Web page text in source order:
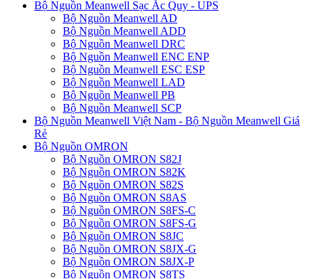
Bộ Nguồn Meanwell Sạc Ắc Quy - UPS
Bộ Nguồn Meanwell AD
Bộ Nguồn Meanwell ADD
Bộ Nguồn Meanwell DRC
Bộ Nguồn Meanwell ENC ENP
Bộ Nguồn Meanwell ESC ESP
Bộ Nguồn Meanwell LAD
Bộ Nguồn Meanwell PB
Bộ Nguồn Meanwell SCP
Bộ Nguồn Meanwell Việt Nam - Bộ Nguồn Meanwell Giá
Rẻ
Bộ Nguồn OMRON
Bộ Nguồn OMRON S82J
Bộ Nguồn OMRON S82K
Bộ Nguồn OMRON S82S
Bộ Nguồn OMRON S8AS
Bộ Nguồn OMRON S8FS-C
Bộ Nguồn OMRON S8FS-G
Bộ Nguồn OMRON S8JC
Bộ Nguồn OMRON S8JX-G
Bộ Nguồn OMRON S8JX-P
Bộ Nguồn OMRON S8TS